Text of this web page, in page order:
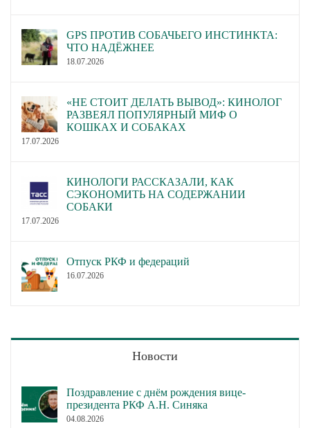
GPS ПРОТИВ СОБАЧЬЕГО ИНСТИНКТА:
ЧТО НАДЁЖНЕЕ
18.07.2026
«НЕ СТОИТ ДЕЛАТЬ ВЫВОД»: КИНОЛОГ
РАЗВЕЯЛ ПОПУЛЯРНЫЙ МИФ О
КОШКАХ И СОБАКАХ
17.07.2026
КИНОЛОГИ РАССКАЗАЛИ, КАК
СЭКОНОМИТЬ НА СОДЕРЖАНИИ
СОБАКИ
17.07.2026
Отпуск РКФ и федераций
16.07.2026
Новости
Поздравление с днём рождения вице-
президента РКФ А.Н. Синяка
04.08.2026